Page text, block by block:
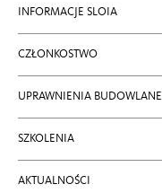
INFORMACJE SLOIA
CZŁONKOSTWO
UPRAWNIENIA BUDOWLANE
SZKOLENIA
AKTUALNOŚCI